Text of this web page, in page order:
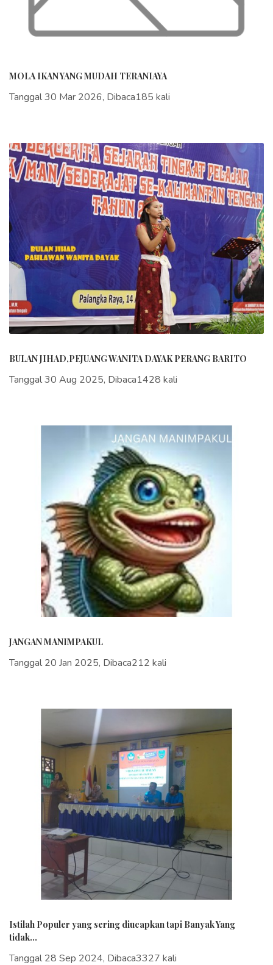
MOLA IKAN YANG MUDAH TERANIAYA
Tanggal 30 Mar 2026, Dibaca185 kali
BULAN JIHAD,PEJUANG WANITA DAYAK PERANG BARITO
Tanggal 30 Aug 2025, Dibaca1428 kali
JANGAN MANIMPAKUL
Tanggal 20 Jan 2025, Dibaca212 kali
Istilah Populer yang sering diucapkan tapi Banyak Yang
tidak...
Tanggal 28 Sep 2024, Dibaca3327 kali